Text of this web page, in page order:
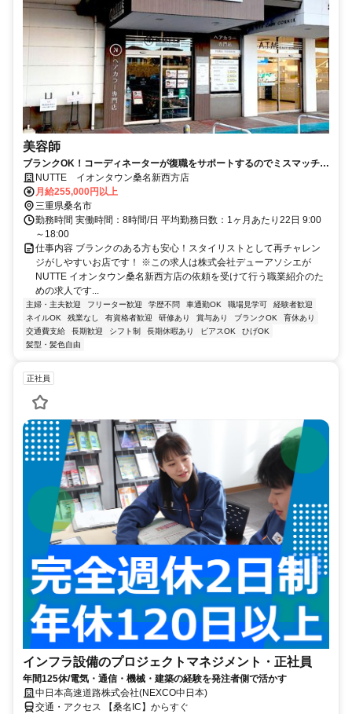
美容師
ブランクOK！コーディネーターが復職をサポートするのでミスマッチな
し！ママさんスタイリストが全店舗で200名以上活躍中！
NUTTE イオンタウン桑名新西方店
月給255,000円以上
三重県桑名市
勤務時間 実働時間：8時間/日 平均勤務日数：1ヶ月あたり22日 9:00
～18:00
仕事内容 ブランクのある方も安心！スタイリストとして再チャレン
ジがしやすいお店です！ ※この求人は株式会社デューアソシエが
NUTTE イオンタウン桑名新西方店の依頼を受けて行う職業紹介のた
めの求人です...
主婦・主夫歓迎 フリーター歓迎 学歴不問 車通勤OK 職場見学可
経験者歓迎
ネイルOK
残業なし 有資格者歓迎 研修あり 賞与あり ブランクOK
育休あり
交通費支給
長期歓迎 シフト制 長期休暇あり ピアスOK
ひげOK
髪型・髪色自由
正社員
インフラ設備のプロジェクトマネジメント・正社員
年間125休/電気・通信・機械・建築の経験を発注者側で活かす
中日本高速道路株式会社(NEXCO中日本)
交通・アクセス 【桑名IC】からすぐ